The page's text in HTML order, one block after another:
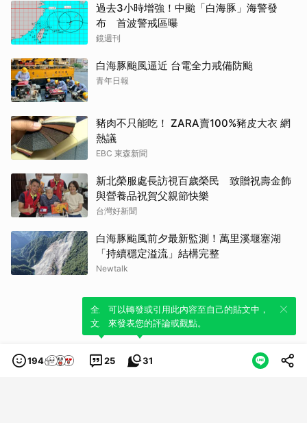
過去3小時增強！中颱「白海豚」海警發
布 首波警戒區曝
鏡週刊
白海豚颱風逼近 台電全力戒備防颱
青年日報
豬肉不只能吃！ ZARA賣100%豬皮大衣 網
熱議
EBC 東森新聞
新北榮服處長訪視百歲榮民 致贈祝壽金飾
與營養品祝賀父親節快樂
台灣好新聞
白海豚颱風前夕最新監測！萬里溪堰塞湖
「持續穩定溢流」結構完整
Newtalk
194 25
全新體驗！一鍵引用此內容，透過發布貼
文來輕鬆表達個人立場。
31
可以轉發或引用此內容至自己的貼文中，
來發表您的評論或觀點。